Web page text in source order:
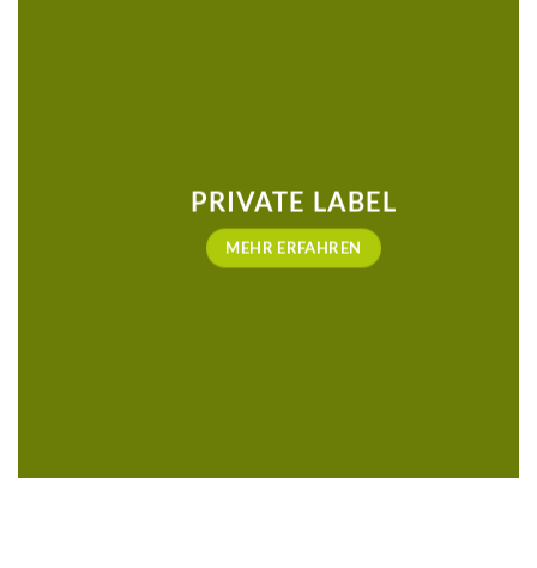
PRIVATE LABEL
MEHR ERFAHREN